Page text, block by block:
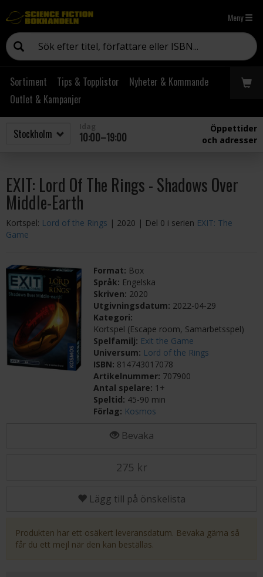
Meny
Sortiment Tips & Topplistor
Nyheter & Kommande
Outlet & Kampanjer
10:00–19:00
Öppettider
och adresser
EXIT: Lord Of The Rings - Shadows Over
Middle-Earth
Kortspel: Lord of the Rings | 2020 | Del 0 i serien EXIT: The
Game
Format: Box
Språk: Engelska
Skriven: 2020
Utgivningsdatum: 2022-04-29
Kategori:
Kortspel (Escape room, Samarbetsspel)
Spelfamilj: Exit the Game
Universum: Lord of the Rings
ISBN: 814743017078
Artikelnummer: 707900
Antal spelare: 1+
Speltid: 45-90 min
Förlag: Kosmos
Bevaka
275 kr
Lägg till på önskelista
Produkten har ett osäkert leveransdatum. Bevaka gärna så
får du ett mejl när den kan beställas.